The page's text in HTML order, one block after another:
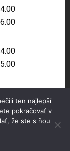
n.o.,
ten najlepší
pokračovať v
že ste s ňou